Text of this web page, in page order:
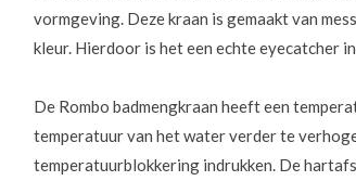
vormgeving. Deze kraan is gemaakt van
kleur. Hierdoor is het een echte eyecatcher
De Rombo badmengkraan heeft een
temperatuur van het water verder te
temperatuurblokkering indrukken. De